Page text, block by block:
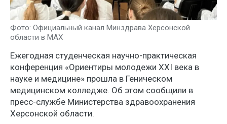
Фото: Официальный канал Минздрава Херсонской
области в МАХ
Ежегодная студенческая научно-практическая
конференция «Ориентиры молодежи XXI века в
науке и медицине» прошла в Геническом
медицинском колледже. Об этом сообщили в
пресс-службе Министерства здравоохранения
Херсонской области.